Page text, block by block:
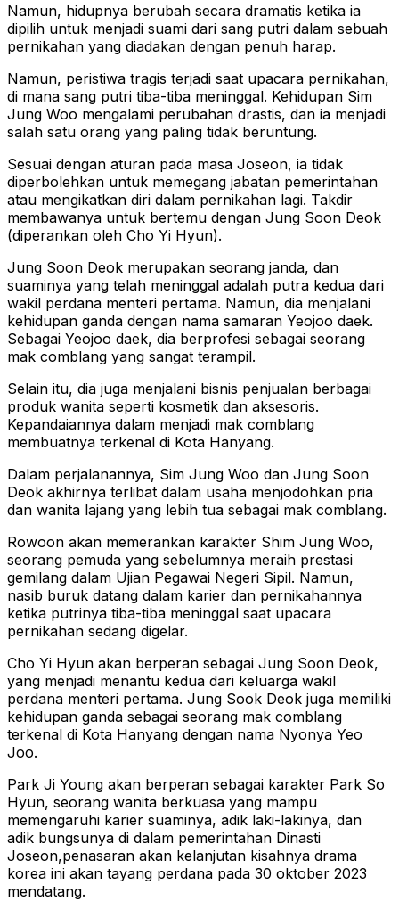
Namun, hidupnya berubah secara dramatis ketika ia
dipilih untuk menjadi suami dari sang putri dalam sebuah
pernikahan yang diadakan dengan penuh harap.
Namun, peristiwa tragis terjadi saat upacara pernikahan,
di mana sang putri tiba-tiba meninggal. Kehidupan Sim
Jung Woo mengalami perubahan drastis, dan ia menjadi
salah satu orang yang paling tidak beruntung.
Sesuai dengan aturan pada masa Joseon, ia tidak
diperbolehkan untuk memegang jabatan pemerintahan
atau mengikatkan diri dalam pernikahan lagi. Takdir
membawanya untuk bertemu dengan Jung Soon Deok
(diperankan oleh Cho Yi Hyun).
Jung Soon Deok merupakan seorang janda, dan
suaminya yang telah meninggal adalah putra kedua dari
wakil perdana menteri pertama. Namun, dia menjalani
kehidupan ganda dengan nama samaran Yeojoo daek.
Sebagai Yeojoo daek, dia berprofesi sebagai seorang
mak comblang yang sangat terampil.
Selain itu, dia juga menjalani bisnis penjualan berbagai
produk wanita seperti kosmetik dan aksesoris.
Kepandaiannya dalam menjadi mak comblang
membuatnya terkenal di Kota Hanyang.
Dalam perjalanannya, Sim Jung Woo dan Jung Soon
Deok akhirnya terlibat dalam usaha menjodohkan pria
dan wanita lajang yang lebih tua sebagai mak comblang.
Rowoon akan memerankan karakter Shim Jung Woo,
seorang pemuda yang sebelumnya meraih prestasi
gemilang dalam Ujian Pegawai Negeri Sipil. Namun,
nasib buruk datang dalam karier dan pernikahannya
ketika putrinya tiba-tiba meninggal saat upacara
pernikahan sedang digelar.
Cho Yi Hyun akan berperan sebagai Jung Soon Deok,
yang menjadi menantu kedua dari keluarga wakil
perdana menteri pertama. Jung Sook Deok juga memiliki
kehidupan ganda sebagai seorang mak comblang
terkenal di Kota Hanyang dengan nama Nyonya Yeo
Joo.
Park Ji Young akan berperan sebagai karakter Park So
Hyun, seorang wanita berkuasa yang mampu
memengaruhi karier suaminya, adik laki-lakinya, dan
adik bungsunya di dalam pemerintahan Dinasti
Joseon,penasaran akan kelanjutan kisahnya drama
korea ini akan tayang perdana pada 30 oktober 2023
mendatang.